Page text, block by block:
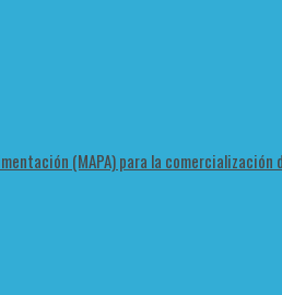
(MAPA) para la comercialización